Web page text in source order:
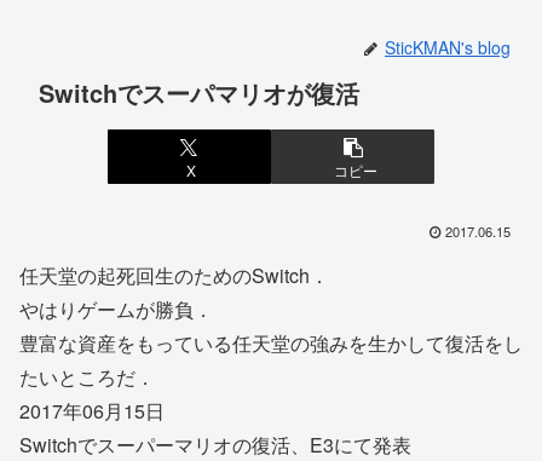
SticKMAN's blog
Switchでスーパマリオが復活
X コピー
2017.06.15
任天堂の起死回生のためのSwitch．
やはりゲームが勝負．
豊富な資産をもっている任天堂の強みを生かして復活をし
たいところだ．
2017年06月15日
Switchでスーパーマリオの復活、E3にて発表